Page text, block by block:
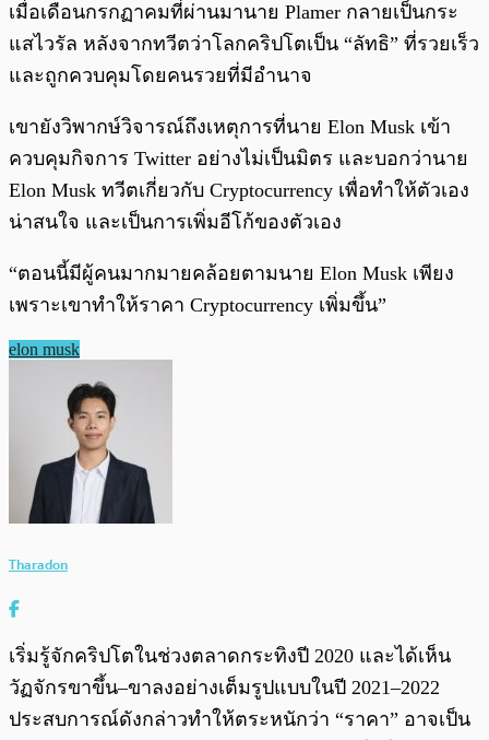
เมื่อเดือนกรกฏาคมที่ผ่านมานาย Plamer กลายเป็นกระ
แสไวรัล หลังจากทวีตว่าโลกคริปโตเป็น “ลัทธิ” ที่รวยเร็ว
และถูกควบคุมโดยคนรวยที่มีอำนาจ
เขายังวิพากษ์วิจารณ์ถึงเหตุการที่นาย Elon Musk เข้า
ควบคุมกิจการ Twitter อย่างไม่เป็นมิตร และบอกว่านาย
Elon Musk ทวีตเกี่ยวกับ Cryptocurrency เพื่อทำให้ตัวเอง
น่าสนใจ และเป็นการเพิ่มอีโก้ของตัวเอง
“ตอนนี้มีผู้คนมากมายคล้อยตามนาย Elon Musk เพียง
เพราะเขาทำให้ราคา Cryptocurrency เพิ่มขึ้น”
elon musk
Tharadon
เริ่มรู้จักคริปโตในช่วงตลาดกระทิงปี 2020 และได้เห็น
วัฏจักรขาขึ้น–ขาลงอย่างเต็มรูปแบบในปี 2021–2022
ประสบการณ์ดังกล่าวทำให้ตระหนักว่า “ราคา” อาจเป็น